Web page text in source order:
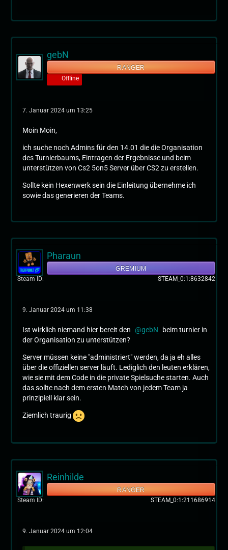
gebN
RANGER
Offline
7. Januar 2024 um 13:25
Moin Moin,
ich suche noch Admins für den 14.01 die die Organisation
des Turnierbaums, Eintragen der Ergebnisse und beim
unterstützen von Cs2 5on5 Server über CS2 zu erstellen.
Sollte kein Hexenwerk sein die Einleitung übernehme ich
sowie das generieren der Teams.
Pharaun
GREMIUM
Steam ID
STEAM_0:1:8632842
9. Januar 2024 um 11:38
Ist wirklich niemand hier bereit den gebN
beim turnier in
der Organisation zu unterstützen?
Server müssen keine "administriert" werden, da ja eh alles
über die offiziellen server läuft. Lediglich den leuten erklären,
wie sie mit dem Code in die private Spielsuche starten. Auch
das sollte nach dem ersten Match von jedem Team ja
prinzipiell klar sein.
Ziemlich traurig
Reinhilde
RANGER
Steam ID
STEAM_0:1:211686914
9. Januar 2024 um 12:04